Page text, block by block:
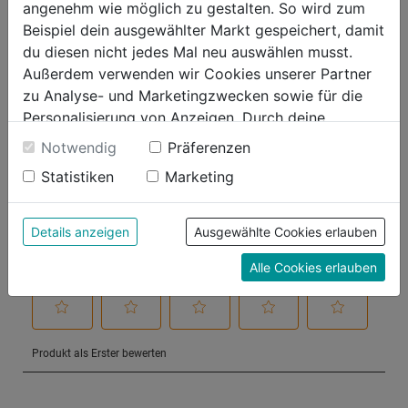
Bewertung
angenehm wie möglich zu gestalten. So wird zum
Beispiel dein ausgewählter Markt gespeichert, damit
du diesen nicht jedes Mal neu auswählen musst.
Außerdem verwenden wir Cookies unserer Partner
zu Analyse- und Marketingzwecken sowie für die
Personalisierung von Anzeigen. Durch deine
Einwilligung werden die Daten von Drittanbieter,
unter anderem auch in den USA, verarbeitet.
Durch Klick auf "Alle Cookies erlauben" stimmst du
der Verwendung aller Cookies zu. Unter "Details
anzeigen" findest du alle Infos zu den
unterschiedlichen Cookies, unter "Cookies
Konfigurieren" kannst du auswählen, welche Cookies
du zulassen möchtest und welche nicht.
Weitere Informationen findest du in unserer
Datenschutzerklärung.
Notwendig
Präferenzen
Statistiken
Marketing
Details anzeigen Ausgewählte Cookies erlauben
Alle Cookies erlauben